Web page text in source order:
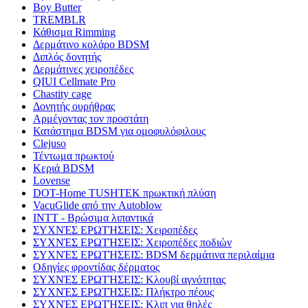
Boy Butter
TREMBLR
Κάθισμα Rimming
Δερμάτινο κολάρο BDSM
Διπλός δονητής
Δερμάτινες χειροπέδες
QIUI Cellmate Pro
Chastity cage
Δονητής ουρήθρας
Αρμέγοντας τον προστάτη
Κατάστημα BDSM για ομοφυλόφιλους
Clejuso
Τέντωμα πρωκτού
Κεριά BDSM
Lovense
DOT-Home TUSHTEK πρωκτική πλύση
VacuGlide από την Autoblow
INTT - Βρώσιμα λιπαντικά
ΣΥΧΝΈΣ ΕΡΩΤΉΣΕΙΣ: Χειροπέδες
ΣΥΧΝΈΣ ΕΡΩΤΉΣΕΙΣ: Χειροπέδες ποδιών
ΣΥΧΝΈΣ ΕΡΩΤΉΣΕΙΣ: BDSM δερμάτινα περιλαίμια
Οδηγίες φροντίδας δέρματος
ΣΥΧΝΈΣ ΕΡΩΤΉΣΕΙΣ: Κλουβί αγνότητας
ΣΥΧΝΈΣ ΕΡΩΤΉΣΕΙΣ: Πλήκτρο πέους
ΣΥΧΝΈΣ ΕΡΩΤΉΣΕΙΣ: Κλιπ για θηλές